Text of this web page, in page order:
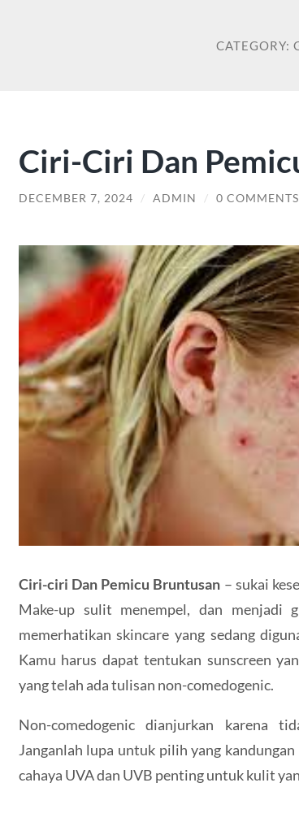
CATEGORY:
Ciri-Ciri Dan
DECEMBER 7, 2024 / ADMIN / 0 COMMENTS
Ciri-ciri Dan Pemicu Bruntusan – sukai
Make-up sulit menempel, dan menjadi
memerhatikan skincare yang sedang
Kamu harus dapat tentukan sunscreen
yang telah ada tulisan non-comedogenic.
Non-comedogenic dianjurkan karena
Janganlah lupa untuk pilih yang
cahaya UVA dan UVB penting untuk kulit